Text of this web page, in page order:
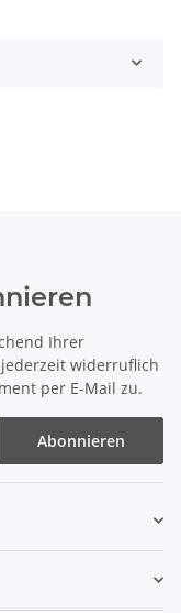
Ihrer
widerruflich
per E-Mail zu.
Abonnieren